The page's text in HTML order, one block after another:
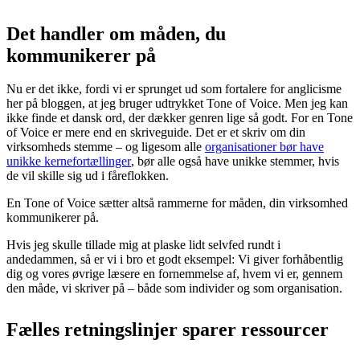
Det handler om måden, du
kommunikerer på
Nu er det ikke, fordi vi er sprunget ud som fortalere for anglicisme
her på bloggen, at jeg bruger udtrykket Tone of Voice. Men jeg kan
ikke finde et dansk ord, der dækker genren lige så godt. For en Tone
of Voice er mere end en skriveguide. Det er et skriv om din
virksomheds stemme – og ligesom alle organisationer bør have
unikke kernefortællinger, bør alle også have unikke stemmer, hvis
de vil skille sig ud i fåreflokken.
En Tone of Voice sætter altså rammerne for måden, din virksomhed
kommunikerer på.
Hvis jeg skulle tillade mig at plaske lidt selvfed rundt i
andedammen, så er vi i bro et godt eksempel: Vi giver forhåbentlig
dig og vores øvrige læsere en fornemmelse af, hvem vi er, gennem
den måde, vi skriver på – både som individer og som organisation.
Fælles retningslinjer sparer ressourcer